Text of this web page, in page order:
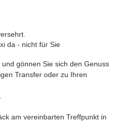
da - nicht für Sie
gönnen Sie sich den Genuss
Transfer oder zu Ihren
am vereinbarten Treffpunkt in